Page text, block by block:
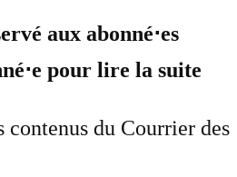
aux abonné⋅es
pour lire la suite
contenus du Courrier des